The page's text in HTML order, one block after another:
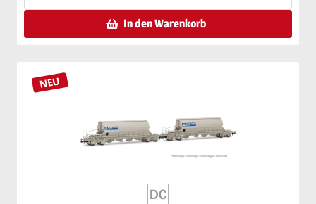
In den Warenkorb
NEU